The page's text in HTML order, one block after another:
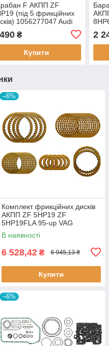
F АКПП ZF
(під 5 фрикційних
1056277047 Audi
₴
Купити
2
–6%
Комплект фрикційних дисків
АКПП ZF 5HP19 ZF
5HP19FLA 95-up VAG
В наявності
6 528,42 ₴ 6 945,13 ₴
Купити
–6%